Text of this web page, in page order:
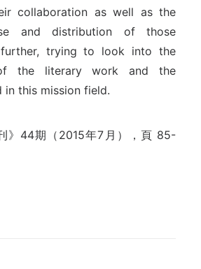
collaboration as well as the
and distribution of those
further, trying to look into the
of the literary work and the
in this mission field.
》44期（2015年7月），頁 85-